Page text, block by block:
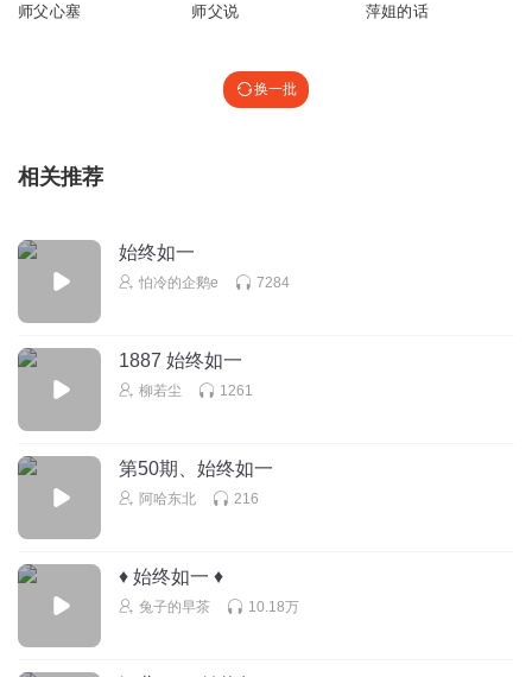
师父心塞 师父说 萍姐的话
换一批
相关推荐
始终如一
怕冷的企鹅e 7284
1887 始终如一
柳若尘 1261
第50期、始终如一
阿哈东北 216
♦ 始终如一 ♦
兔子的早茶 10.18万